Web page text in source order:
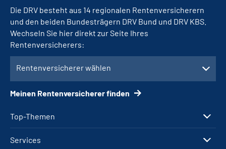
Top-Themen
Services
Die DRV besteht aus 14 regionalen Rentenversicherern
und den beiden Bundesträgern DRV Bund und DRV KBS.
Wechseln Sie hier direkt zur Seite Ihres
Rentenversicherers:
Rentenversicherer wählen
Meinen Rentenversicherer finden